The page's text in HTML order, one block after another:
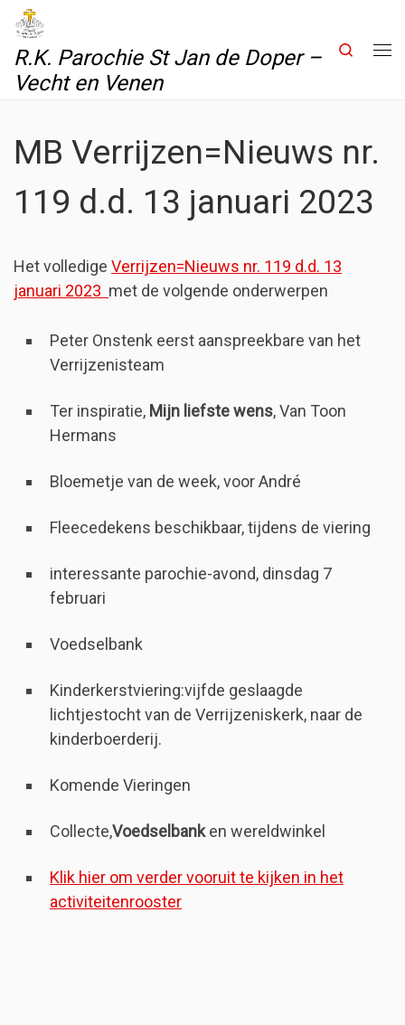
Skip to content
R.K. Parochie St Jan de Doper –
Vecht en Venen
Search
MB Verrijzen=Nieuws nr.
119 d.d. 13 januari 2023
Het volledige Verrijzen=Nieuws nr. 119 d.d. 13
januari 2023 met de volgende onderwerpen
Peter Onstenk eerst aanspreekbare van het
Verrijzenisteam
Ter inspiratie, Mijn liefste wens, Van Toon
Hermans
Bloemetje van de week, voor André
Fleecedekens beschikbaar, tijdens de viering
interessante parochie-avond, dinsdag 7
februari
Voedselbank
Kinderkerstviering:vijfde geslaagde
lichtjestocht van de Verrijzeniskerk, naar de
kinderboerderij.
Komende Vieringen
Collecte,Voedselbanken wereldwinkel
Klik hier om verder vooruit te kijken in het
activiteitenrooster